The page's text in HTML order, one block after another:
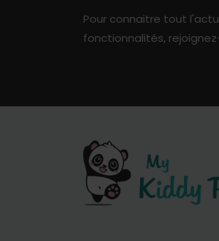
Pour connaitre tout
fonctionnalités,